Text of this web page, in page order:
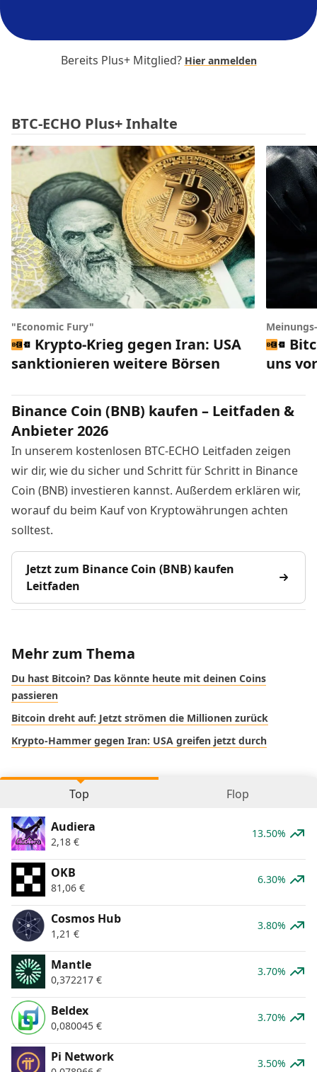
Bereits Plus+ Mitglied? Hier anmelden
BTC-ECHO Plus+ Inhalte
"Economic Fury"
Krypto-Krieg gegen Iran: USA
sanktionieren weitere Börsen
uns
Binance Coin (BNB) kaufen – Leitfaden &
Anbieter 2026
In unserem kostenlosen BTC-ECHO Leitfaden zeigen
wir dir, wie du sicher und Schritt für Schritt in Binance
Coin (BNB) investieren kannst. Außerdem erklären wir,
worauf du beim Kauf von Kryptowährungen achten
solltest.
Jetzt zum Binance Coin (BNB) kaufen
Leitfaden
Mehr zum Thema
Du hast Bitcoin? Das könnte heute mit deinen Coins
passieren
Bitcoin dreht auf: Jetzt strömen die Millionen zurück
Krypto-Hammer gegen Iran: USA greifen jetzt durch
Top Flop
Audiera
2,18 €
13.50%
OKB
81,06 €
6.30%
Cosmos Hub
1,21 €
3.80%
Mantle
0,372217 €
3.70%
Beldex
0,080045 €
3.70%
Pi Network 3.50%